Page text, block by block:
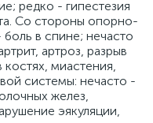
редко - гипестезия
Со стороны опорно-
боль в спине; нечасто
артроз, разрыв
миастения,
системы: нечасто -
желез,
эякуляции,